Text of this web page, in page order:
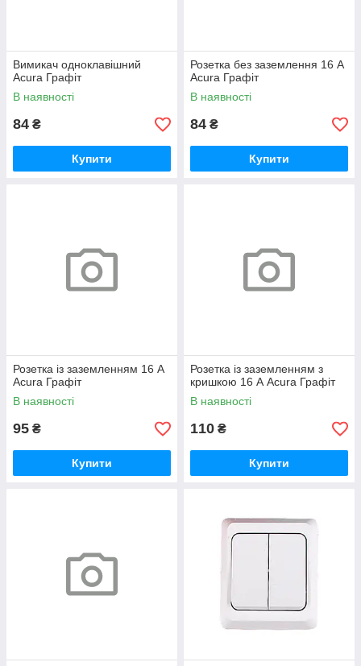
Вимикач одноклавішний
Acura Графіт
В наявності
84 ₴
Купити
Розетка без заземлення 16 А
Acura Графіт
В наявності
84 ₴
Купити
Розетка із заземленням 16 А
Acura Графіт
В наявності
95 ₴
Купити
Розетка із заземленням з
кришкою 16 А Acura Графіт
В наявності
110 ₴
Купити